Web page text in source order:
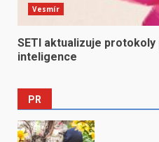
Vesmír
SETI aktualizuje
inteligence
PR